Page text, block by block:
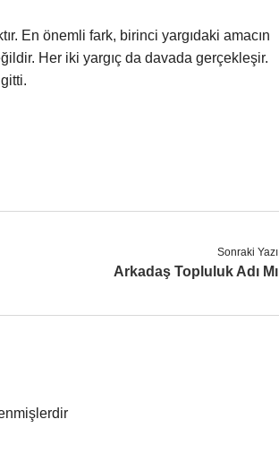
En önemli fark, birinci yargıdaki amacın
Her iki yargıç da davada gerçekleşir.
Sonraki Yazı
Arkadaş Topluluk Adı Mı